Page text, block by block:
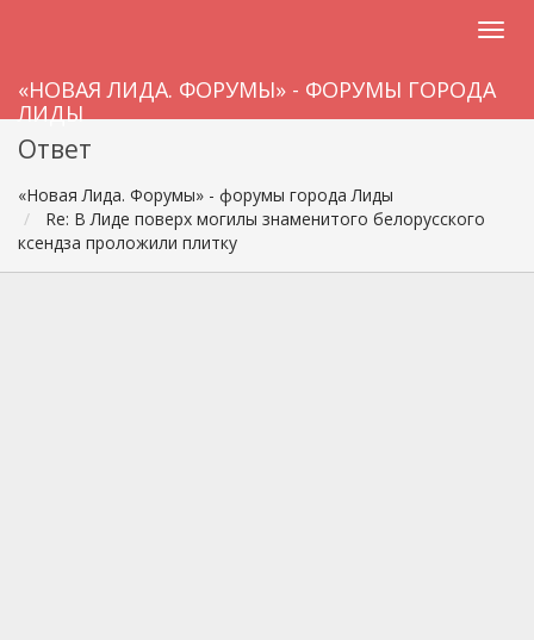
«НОВАЯ ЛИДА. ФОРУМЫ» - ФОРУМЫ ГОРОДА
ЛИДЫ
Ответ
«Новая Лида. Форумы» - форумы города Лиды
Re: В Лиде поверх могилы знаменитого белорусского
ксендза проложили плитку